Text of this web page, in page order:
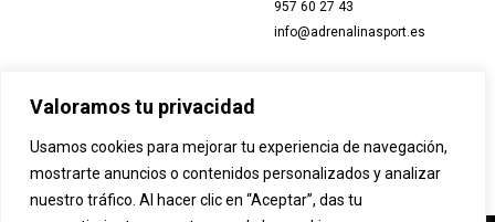
Valoramos tu privacidad
Usamos cookies para mejorar tu experiencia de navegación,
mostrarte anuncios o contenidos personalizados y analizar
nuestro tráfico. Al hacer clic en “Aceptar”, das tu
957 60 27 43
info@adrenalinasport.es